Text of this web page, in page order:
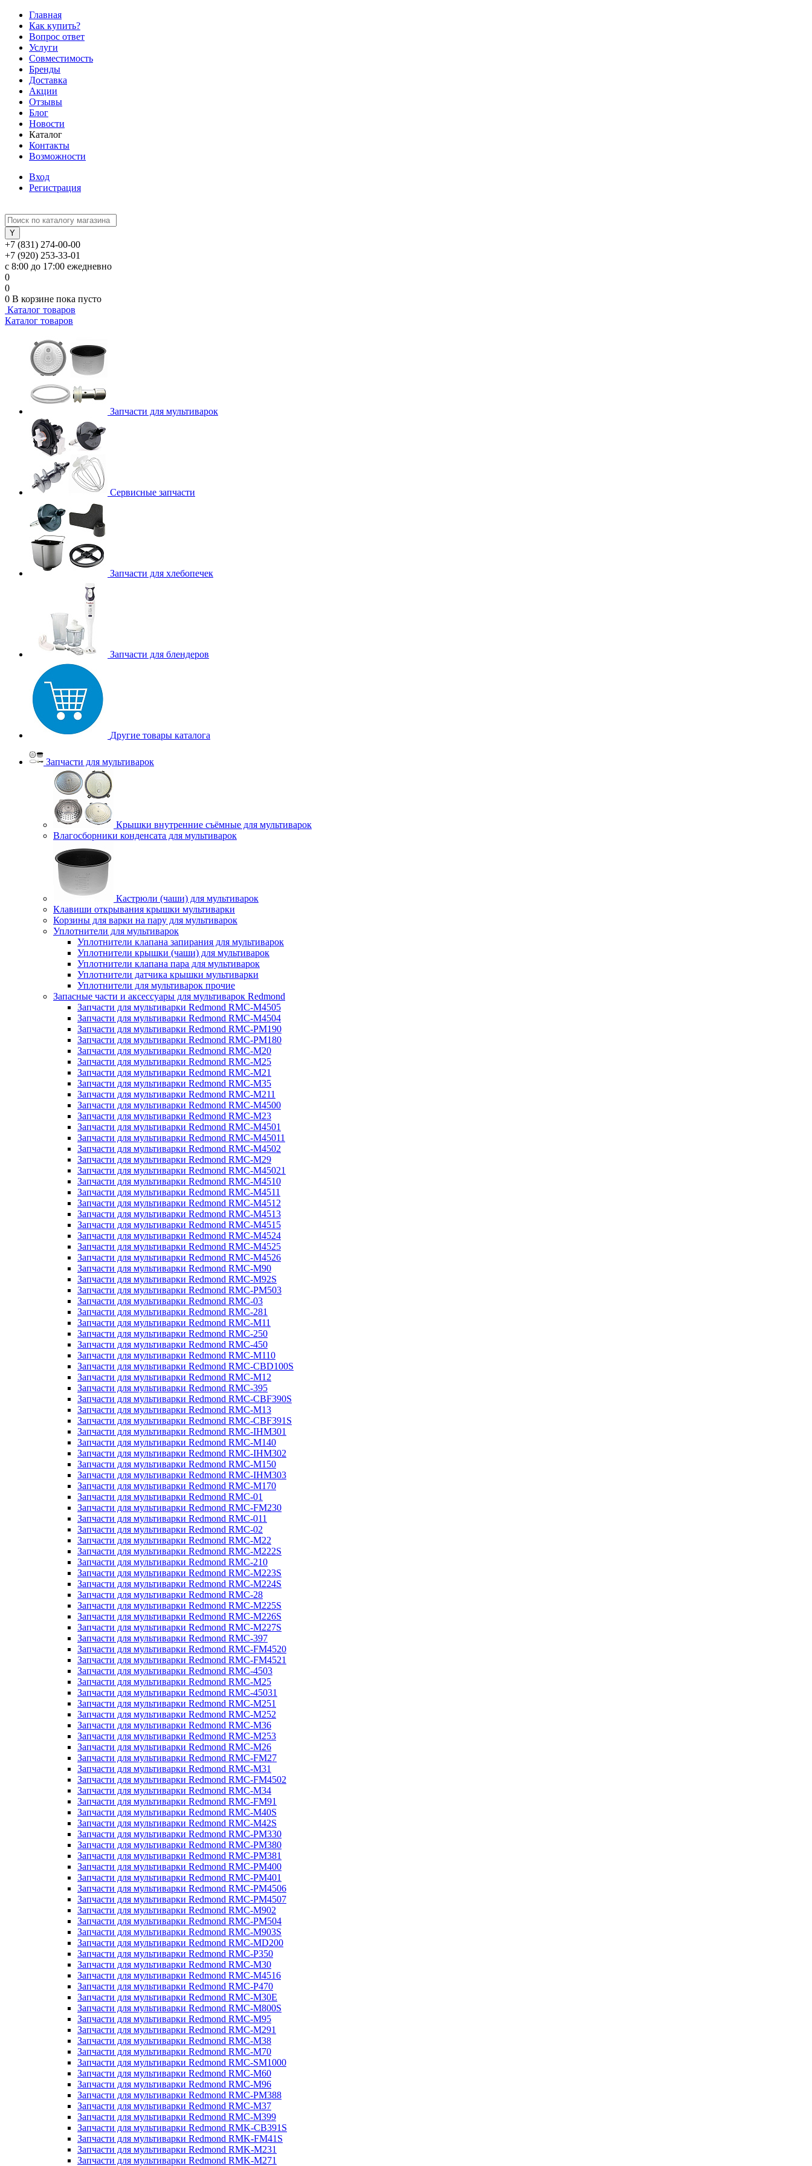
Главная
Как купить?
Вопрос ответ
Услуги
Совместимость
Бренды
Доставка
Акции
Отзывы
Блог
Новости
Каталог
Контакты
Возможности
Вход
Регистрация
+7 (831) 274-00-00
+7 (920) 253-33-01
с 8:00 до 17:00 ежедневно
0
0
0 В корзине пока пусто
Каталог товаров
Каталог товаров
Запчасти для мультиварок
Сервисные запчасти
Запчасти для хлебопечек
Запчасти для блендеров
Другие товары каталога
Запчасти для мультиварок
Крышки внутренние съёмные для мультиварок
Влагосборники конденсата для мультиварок
Кастрюли (чаши) для мультиварок
Клавиши открывания крышки мультиварки
Корзины для варки на пару для мультиварок
Уплотнители для мультиварок
Уплотнители клапана запирания для мультиварок
Уплотнители крышки (чаши) для мультиварок
Уплотнители клапана пара для мультиварок
Уплотнители датчика крышки мультиварки
Уплотнители для мультиварок прочие
Запасные части и аксессуары для мультиварок Redmond
Запчасти для мультиварки Redmond RMC-M4505
Запчасти для мультиварки Redmond RMC-M4504
Запчасти для мультиварки Redmond RMC-PM190
Запчасти для мультиварки Redmond RMC-PM180
Запчасти для мультиварки Redmond RMC-M20
Запчасти для мультиварки Redmond RMC-M25
Запчасти для мультиварки Redmond RMC-M21
Запчасти для мультиварки Redmond RMC-M35
Запчасти для мультиварки Redmond RMC-M211
Запчасти для мультиварки Redmond RMC-M4500
Запчасти для мультиварки Redmond RMC-M23
Запчасти для мультиварки Redmond RMC-M4501
Запчасти для мультиварки Redmond RMC-M45011
Запчасти для мультиварки Redmond RMC-M4502
Запчасти для мультиварки Redmond RMC-M29
Запчасти для мультиварки Redmond RMC-M45021
Запчасти для мультиварки Redmond RMC-M4510
Запчасти для мультиварки Redmond RMC-M4511
Запчасти для мультиварки Redmond RMC-M4512
Запчасти для мультиварки Redmond RMC-M4513
Запчасти для мультиварки Redmond RMC-M4515
Запчасти для мультиварки Redmond RMC-M4524
Запчасти для мультиварки Redmond RMC-M4525
Запчасти для мультиварки Redmond RMC-M4526
Запчасти для мультиварки Redmond RMC-M90
Запчасти для мультиварки Redmond RMC-M92S
Запчасти для мультиварки Redmond RMC-PM503
Запчасти для мультиварки Redmond RMC-03
Запчасти для мультиварки Redmond RMC-281
Запчасти для мультиварки Redmond RMC-M11
Запчасти для мультиварки Redmond RMC-250
Запчасти для мультиварки Redmond RMC-450
Запчасти для мультиварки Redmond RMC-M110
Запчасти для мультиварки Redmond RMC-CBD100S
Запчасти для мультиварки Redmond RMC-M12
Запчасти для мультиварки Redmond RMC-395
Запчасти для мультиварки Redmond RMC-CBF390S
Запчасти для мультиварки Redmond RMC-M13
Запчасти для мультиварки Redmond RMC-CBF391S
Запчасти для мультиварки Redmond RMC-IHM301
Запчасти для мультиварки Redmond RMC-M140
Запчасти для мультиварки Redmond RMC-IHM302
Запчасти для мультиварки Redmond RMC-M150
Запчасти для мультиварки Redmond RMC-IHM303
Запчасти для мультиварки Redmond RMC-M170
Запчасти для мультиварки Redmond RMC-01
Запчасти для мультиварки Redmond RMC-FM230
Запчасти для мультиварки Redmond RMC-011
Запчасти для мультиварки Redmond RMC-02
Запчасти для мультиварки Redmond RMC-M22
Запчасти для мультиварки Redmond RMC-M222S
Запчасти для мультиварки Redmond RMC-210
Запчасти для мультиварки Redmond RMC-M223S
Запчасти для мультиварки Redmond RMC-M224S
Запчасти для мультиварки Redmond RMC-28
Запчасти для мультиварки Redmond RMC-M225S
Запчасти для мультиварки Redmond RMC-M226S
Запчасти для мультиварки Redmond RMC-M227S
Запчасти для мультиварки Redmond RMC-397
Запчасти для мультиварки Redmond RMC-FM4520
Запчасти для мультиварки Redmond RMC-FM4521
Запчасти для мультиварки Redmond RMC-4503
Запчасти для мультиварки Redmond RMC-M25
Запчасти для мультиварки Redmond RMC-45031
Запчасти для мультиварки Redmond RMC-M251
Запчасти для мультиварки Redmond RMC-M252
Запчасти для мультиварки Redmond RMC-M36
Запчасти для мультиварки Redmond RMC-M253
Запчасти для мультиварки Redmond RMC-M26
Запчасти для мультиварки Redmond RMC-FM27
Запчасти для мультиварки Redmond RMC-M31
Запчасти для мультиварки Redmond RMC-FM4502
Запчасти для мультиварки Redmond RMC-M34
Запчасти для мультиварки Redmond RMC-FM91
Запчасти для мультиварки Redmond RMC-M40S
Запчасти для мультиварки Redmond RMC-M42S
Запчасти для мультиварки Redmond RMC-PM330
Запчасти для мультиварки Redmond RMC-PM380
Запчасти для мультиварки Redmond RMC-PM381
Запчасти для мультиварки Redmond RMC-PM400
Запчасти для мультиварки Redmond RMC-PM401
Запчасти для мультиварки Redmond RMC-PM4506
Запчасти для мультиварки Redmond RMC-PM4507
Запчасти для мультиварки Redmond RMC-M902
Запчасти для мультиварки Redmond RMC-PM504
Запчасти для мультиварки Redmond RMC-M903S
Запчасти для мультиварки Redmond RMC-MD200
Запчасти для мультиварки Redmond RMC-P350
Запчасти для мультиварки Redmond RMC-M30
Запчасти для мультиварки Redmond RMC-M4516
Запчасти для мультиварки Redmond RMC-P470
Запчасти для мультиварки Redmond RMC-M30E
Запчасти для мультиварки Redmond RMC-M800S
Запчасти для мультиварки Redmond RMC-M95
Запчасти для мультиварки Redmond RMC-M291
Запчасти для мультиварки Redmond RMC-M38
Запчасти для мультиварки Redmond RMC-M70
Запчасти для мультиварки Redmond RMC-SM1000
Запчасти для мультиварки Redmond RMC-M60
Запчасти для мультиварки Redmond RMC-M96
Запчасти для мультиварки Redmond RMC-PM388
Запчасти для мультиварки Redmond RMC-M37
Запчасти для мультиварки Redmond RMC-M399
Запчасти для мультиварки Redmond RMK-CB391S
Запчасти для мультиварки Redmond RMK-FM41S
Запчасти для мультиварки Redmond RMK-M231
Запчасти для мультиварки Redmond RMK-M271